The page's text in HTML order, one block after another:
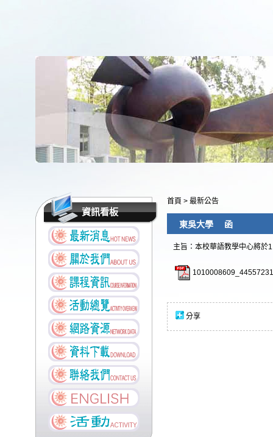
資訊看板
首頁 > 最新公告
東吳大學 函
主旨：本校華語教學中心將
分享